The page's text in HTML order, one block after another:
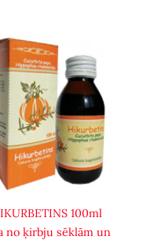
100ml
no ķirbju sēklām un